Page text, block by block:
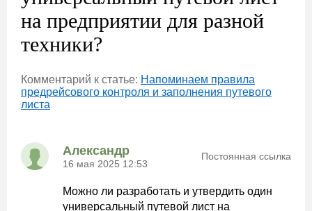
на предприятии для разной
техники?
Комментарий к статье: Напоминаем правила
предрейсового контроля и заполнения путевого
листа
Александр
16 мая 2025 12:53
Постоянная ссылка
Можно ли разработать и утвердить один
универсальный путевой лист на